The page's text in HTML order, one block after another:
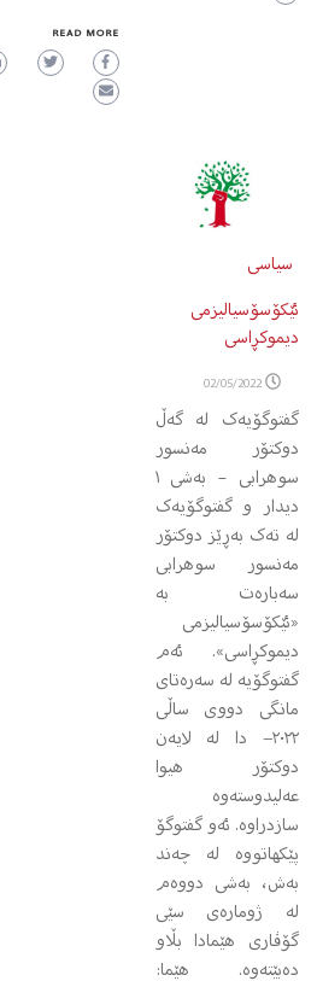
READ MORE
سیاسی
ئێکۆسۆسیالیزمی
دیموکڕاسی
02/05/2022
گفتوگۆیه‌ک له‌ گەڵ
دوکتۆر مه‌نسور
سوهرابی – بەشی ١
دیدار و گفتوگۆیه‌ک
له ته‌ک به‌ڕێز دوکتۆر
مه‌نسور سوهرابی
سه‌باره‌ت به
«ئێکۆسۆسیالیزمی
دیموکڕاسی». ئه‌م
گفتوگۆیه له سه‌ره‌تای
مانگی دووی ساڵی
٢٠٢٢− دا له لایه‌ن
دوکتۆر هیوا
عه‌لیدوسته‌وه
سازدراوه. ئه‌و گفتوگۆ
پێکهاتووه له چه‌ند
به‌ش، به‌شی دووه‌م
له ژوماره‌ی سێی
گۆڤاری هێمادا بڵاو
ده‌بێته‌وه. هێما:‌